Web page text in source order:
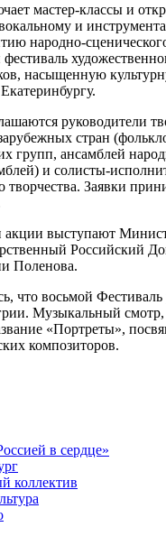
мастер-классы и
и
народно-
насыщенную
руководители
стран
групп, ансамблей
и солисты-
творчества. Заявки
акции выступают
Российский
Поленова.
что восьмой
Музыкальный смотр,
«Портреты»,
композиторов.
в сердце»
коллектив